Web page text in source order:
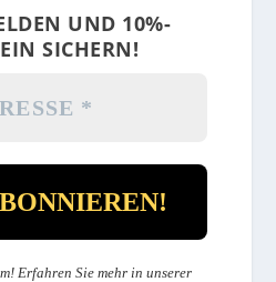
UND 10%-
SICHERN!
Erfahren Sie mehr in unserer